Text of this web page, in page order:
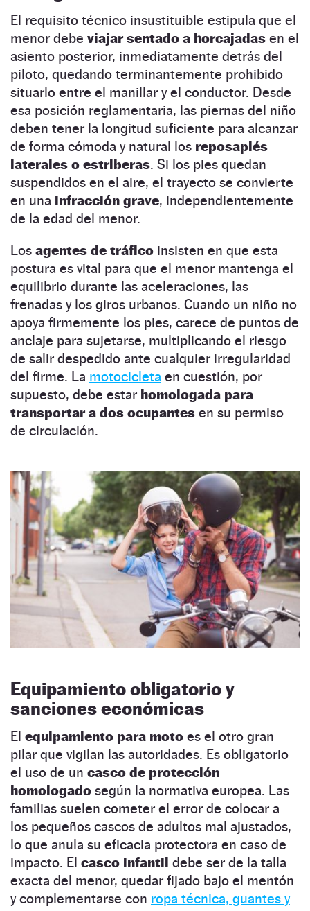
El requisito técnico insustituible estipula que el
menor debe viajar sentado a horcajadas en el
asiento posterior, inmediatamente detrás del
piloto, quedando terminantemente prohibido
situarlo entre el manillar y el conductor. Desde
esa posición reglamentaria, las piernas del niño
deben tener la longitud suficiente para alcanzar
de forma cómoda y natural los reposapiés
laterales o estriberas. Si los pies quedan
suspendidos en el aire, el trayecto se convierte
en una infracción grave, independientemente
de la edad del menor.
Los agentes de tráfico insisten en que esta
postura es vital para que el menor mantenga el
equilibrio durante las aceleraciones, las
frenadas y los giros urbanos. Cuando un niño no
apoya firmemente los pies, carece de puntos de
anclaje para sujetarse, multiplicando el riesgo
de salir despedido ante cualquier irregularidad
del firme. La motocicleta en cuestión, por
supuesto, debe estar homologada para
transportar a dos ocupantes en su permiso
de circulación.
Equipamiento obligatorio y
sanciones económicas
El equipamiento para moto es el otro gran
pilar que vigilan las autoridades. Es obligatorio
el uso de un casco de protección
homologado según la normativa europea. Las
familias suelen cometer el error de colocar a
los pequeños cascos de adultos mal ajustados,
lo que anula su eficacia protectora en caso de
impacto. El casco infantil debe ser de la talla
exacta del menor, quedar fijado bajo el mentón
y complementarse con ropa técnica, guantes y